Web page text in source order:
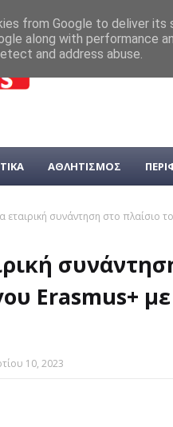
ΑΘΛΗΤΙΣΜΟΣ
εταιρική συνάντηση στο πλαίσιο
Erasmus+ με
10, 2023
from Google to deliver its
along with performance
and address abuse.